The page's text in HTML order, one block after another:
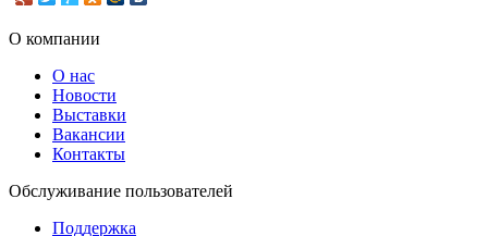
О компании
О нас
Новости
Выставки
Вакансии
Контакты
Обслуживание пользователей
Поддержка